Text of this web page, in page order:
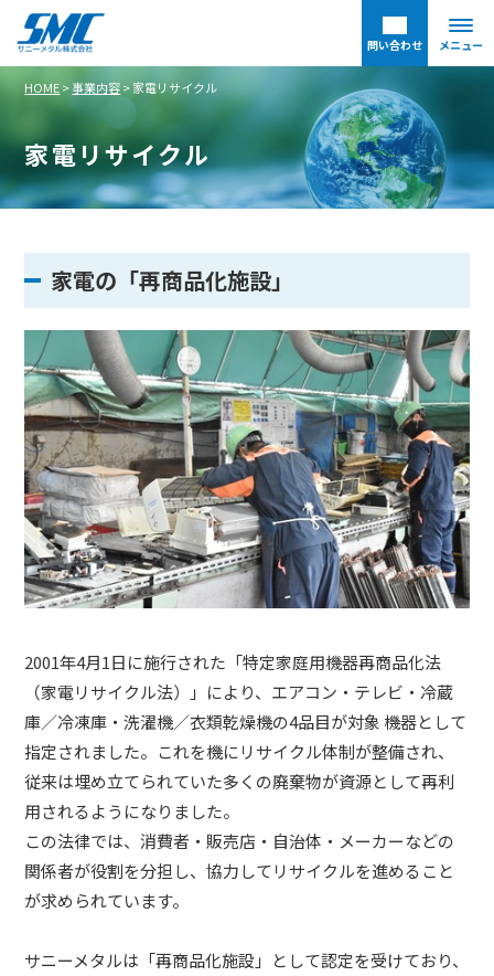
メニュー
問い合わせ
HOME>事業内容>家電リサイクル
家電リサイクル
家電の「再商品化施設」
2001年4月1日に施行された「特定家庭用機器再商品化法
（家電リサイクル法）」により、エアコン・テレビ・冷蔵
庫／冷凍庫・洗濯機／衣類乾燥機の4品目が対象 機器として
指定されました。これを機にリサイクル体制が整備され、
従来は埋め立てられていた多くの廃棄物が資源として再利
用されるようになりました。
この法律では、消費者・販売店・自治体・メーカーなどの
関係者が役割を分担し、協力してリサイクルを進めること
が求められています。
サニーメタルは「再商品化施設」として認定を受けており、